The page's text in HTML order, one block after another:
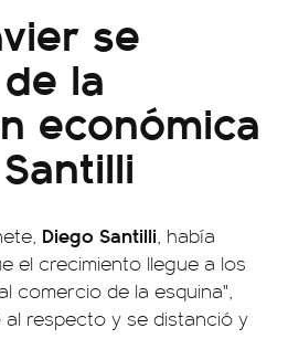
se
la
económica
Diego Santilli, había
el crecimiento llegue a los
comercio de la esquina",
al respecto y se distanció y